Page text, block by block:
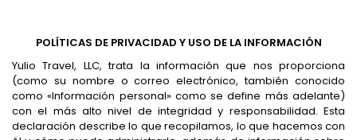
POLÍTICAS DE PRIVACIDAD Y USO DE LA INFORMACIÓN
Yulio Travel, LLC, trata la información que nos proporciona
(como su nombre o correo electrónico, también conocido
como «Información personal» como se define más adelante)
con el más alto nivel de integridad y responsabilidad. Esta
declaración describe lo que recopilamos, lo que hacemos con